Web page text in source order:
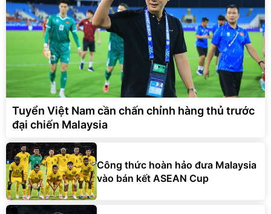
Tuyển Việt Nam cần chấn chỉnh hàng thủ trước
đại chiến Malaysia
Công thức hoàn hảo đưa Malaysia
vào bán kết ASEAN Cup